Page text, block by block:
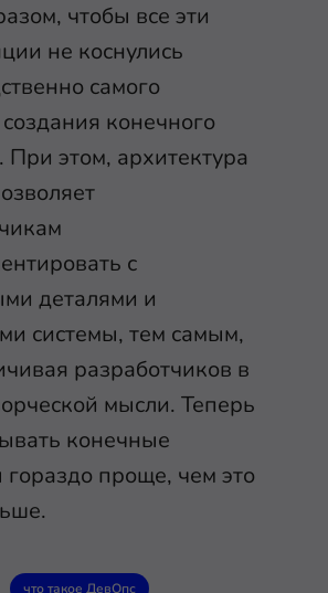
чтобы все эти
не коснулись
самого
конечного
При этом, архитектура
с
деталями и
системы, тем самым,
разработчиков в
мысли. Теперь
конечные
гораздо проще, чем это
что такое ДевОпс